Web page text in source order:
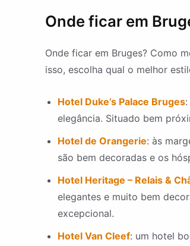
Onde ficar em
Onde ficar em Bruges? Como
isso, escolha qual o melhor
Hotel Duke’s Palace Bruges
elegância. Situado bem
Hotel de Orangerie: às
são bem decoradas e os
Hotel Heritage – Relais &
elegantes e muito bem
excepcional.
Hotel Van Cleef: um hotel